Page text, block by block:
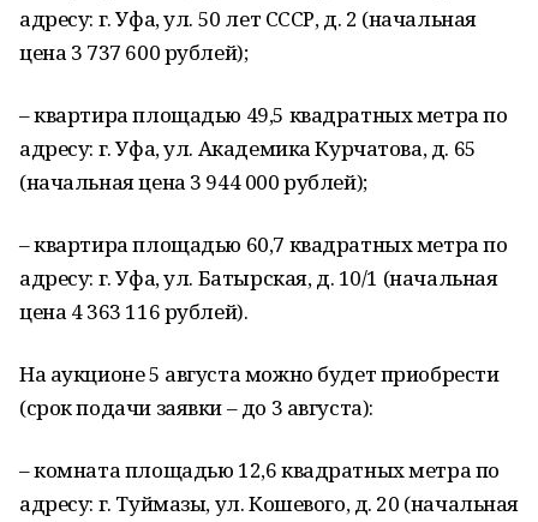
адресу: г. Уфа, ул. 50 лет СССР, д. 2 (начальная
цена 3 737 600 рублей);
– квартира площадью 49,5 квадратных метра по
адресу: г. Уфа, ул. Академика Курчатова, д. 65
(начальная цена 3 944 000 рублей);
– квартира площадью 60,7 квадратных метра по
адресу: г. Уфа, ул. Батырская, д. 10/1 (начальная
цена 4 363 116 рублей).
На аукционе 5 августа можно будет приобрести
(срок подачи заявки – до 3 августа):
– комната площадью 12,6 квадратных метра по
адресу: г. Туймазы, ул. Кошевого, д. 20 (начальная